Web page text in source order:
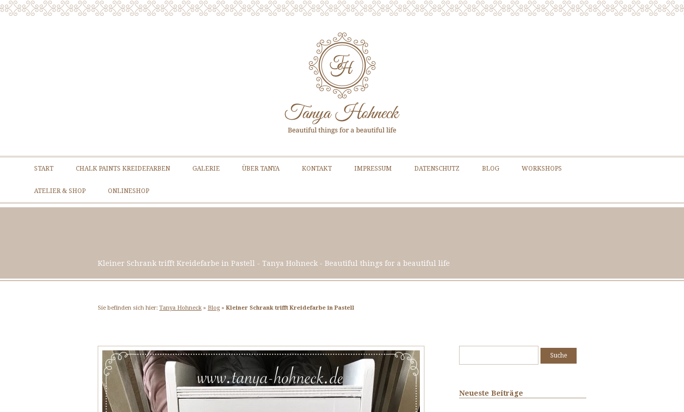
Zum Inhalt springen
START CHALK PAINTS KREIDEFARBEN GALERIE ÜBER TANYA KONTAKT IMPRESSUM DATENSCHUTZ BLOG WORKSHOPS
ATELIER & SHOP ONLINESHOP
Kleiner Schrank trifft Kreidefarbe in Pastell - Tanya Hohneck - Beautiful things for a beautiful life
Sie befinden sich hier: Tanya Hohneck » Blog » Kleiner Schrank trifft Kreidefarbe in Pastell
nach:
Neueste Beiträge